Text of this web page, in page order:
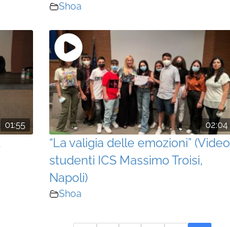
Shoa
01:55 02:04
“La valigia delle emozioni” (Video
studenti ICS Massimo Troisi,
Napoli)
Shoa